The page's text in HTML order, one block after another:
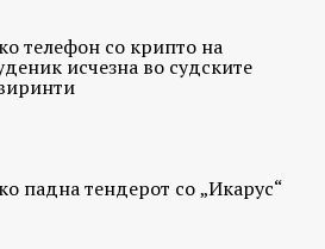
телефон со крипто на
исчезна во судските
падна тендерот со „Икарус“